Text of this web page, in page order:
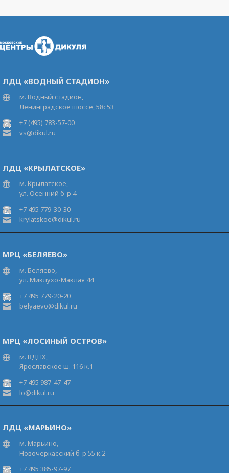
ЛДЦ «ВОДНЫЙ СТАДИОН»
м. Водный стадион,
Ленинградское шоссе, 58с53
+7 (495) 783-57-00
vs@dikul.ru
ЛДЦ «КРЫЛАТСКОЕ»
м. Крылатское,
ул. Осенний б-р 4
+7 495 779-30-30
krylatskoe@dikul.ru
МРЦ «БЕЛЯЕВО»
м. Беляево,
ул. Миклухо-Маклая 44
+7 495 779-20-20
belyaevo@dikul.ru
МРЦ «ЛОСИНЫЙ ОСТРОВ»
м. ВДНХ,
Ярославское ш. 116 к.1
+7 495 987-47-47
lo@dikul.ru
ЛДЦ «МАРЬИНО»
м. Марьино,
Новочеркасский б-р 55 к.2
+7 495 385-97-97